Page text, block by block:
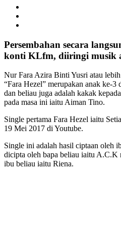
Persembahan secara
konti KLfm, diiringi musik
Nur Fara Azira Binti Yusri atau
“Fara Hezel” merupakan anak ke-
dan beliau juga adalah kakak
pada masa ini iaitu Aiman Tino.
Single pertama Fara Hezel iaitu
19 Mei 2017 di Youtube.
Single ini adalah hasil ciptaan oleh
dicipta oleh bapa beliau iaitu A.C.K
ibu beliau iaitu Riena.